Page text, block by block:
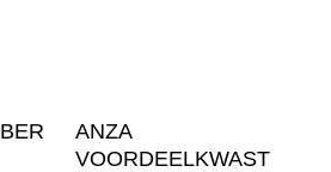
ANZA
VOORDEELKWAST